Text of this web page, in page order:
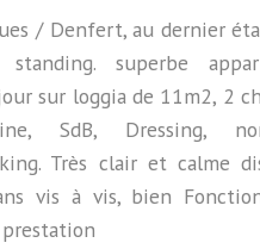
/ Denfert, au dernier
superbe
sur loggia de 11m2, 2
SdB, Dressing,
Très clair et calme
vis à vis, bien